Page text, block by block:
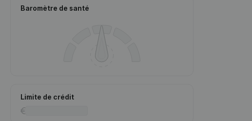
Baromètre de santé
Limite de crédit